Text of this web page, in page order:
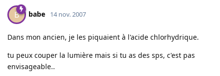
B babe 14 nov. 2007
Dans mon ancien, je les piquaient à l'acide chlorhydrique.
tu peux couper la lumière mais si tu as des sps, c'est pas
envisageable..